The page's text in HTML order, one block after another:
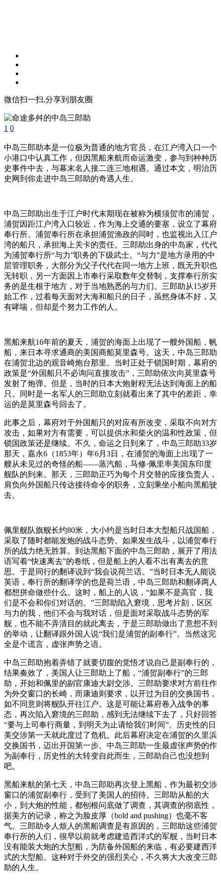
微信扫一扫,分享到朋友圈
1 0
中岛三郎助本是一位极为普通的地方官员，在江户湾入口一个
小港口中认真工作，但因黑船来航而命运激变，参与到种种历
史事件中去，与幕末名人接二连三地相遇。通过本文，明治历
史网到你走进中岛三郎助的奇遇人生。
中岛三郎助出生于江户时代末期现在被称为横须贺市的浦贺，
浦贺因距江户湾入口较近，作为海上交通的要塞，设立了幕府
奉行所。浦贺奉行所在承担浦贺渔政的同时，也监视出入江户
湾的船只，承担海上关卡的责任。三郎助出身的中岛家，代代
为浦贺奉行所“与力”职务的下级武士。“与力”是地方录用的中
层管理职务，大部分为父子代代在同一地方上班，既无升职也
无转职，另一方面因上市奉行采取数年交替制，支撑奉行所实
务的是生根于地方，对于当地熟悉的与力们。三郎助从15岁开
始工作，过着每天面对大海和船只的日子，虽然身体不好，又
有哮喘，但却是个努力工作的人。
黑船来航16年前的夏天，浦贺的海面上出现了一艘外国船，帆
船，来日本寻求通商的美国商船莫里森号。这天，中岛三郎助
在浦贺北边的观音崎炮台那里。当时正处于锁国时期，幕府的
政策是“外国船只不必询问直接攻击”，三郎助依次向莫里森号
发射了炮弹。但是，当时的日本大炮射程无法达到海面上的船
只。同时是一名军人的三郎助立刻就看出来了其中的差距，幸
运的是莫里森号回去了。
此事之后，幕府对于外国船只的对应有所改变，采取不向对方
攻击，如果对方有需要，可以提供水和柴火的温和性政策，但
锁国政策还是继续。不久，命运之日到来了，中岛三郎助33岁
那天，嘉永6（1853年）年6月3日，在浦贺的海面上出现了一
艘从未见过的奇怪的船——蒸汽船，马修·佩里率美国东印度
舰队的到来。那天，三郎助正巧为每个月交替的应接负责人，
肩负向外国船只传达接待命令的职务，立刻乘坐小船向黑船驶
去。
佩里舰队旗舰长约80米，大小约是当时日本大型船只战国船，
采取了随时都能发炮的战斗态势。如果发生战斗，以浦贺奉行
所的战力绝无胜算。到达黑船下面的中岛三郎助，展开了用法
语写着“快速离去”的卷纸，但是船上的人看不出有离去的意
思。于是同行的翻译说到“我会说荷兰话。”当时日本无人能说
英语，奉行所的翻译学的也是荷兰语，中岛三郎助和翻译两人
都想拼命做些什么。这时，船上的人说，“如果不是高官，我
们是不会和你们对话的。”三郎助陷入窘境，思考片刻，区区
与力的我，他们不会与我对话，但是面对采取战斗态势的军
舰，也不能不弄清目的就此离去，于是三郎助做出了意想不到
的举动，让翻译跟外国人说“我们是浦贺的副奉行”。当然这完
全是个谎言，虚张声势之语。
中岛三郎助抱着弄错了就要切腹的觉悟才说自己是副奉行的，
结果奏效了，美国人让三郎助上了船，“浦贺副奉行”的三郎
助，开始和佩里的副官康迪大尉交涉。三郎助要求对方前往作
为外交窗口的长崎，而康迪则要求，以开过为目的交换国书，
如不同意则将舰队开往江户。这是可能让幕府卷入战争的事
态，再次陷入窘境的三郎助，感到无法继续下去了，只好回答
“要与上司奉行商量，到明天为止请给我们时间”。历史性的日
美交涉第一天就此度过了危机。此后幕府决定在浦贺的久里浜
交换国书，迈出开国第一步。中岛三郎助一生最虚张声势的作
为副奉行，历史性的大转变自此而生，三郎助自己也没想到
吧。
黑船来航的第七天，中岛三郎助再次登上黑船，作为最初交涉
窗口的浦贺副奉行，受到了美国人的招待。三郎助从船的大
小，到大炮的性能，都刨根问底做了调查，其调查的彻底性，
据美方的记录，称之为脸皮厚（bold and pushing）也毫不客
气。三郎助令人烦人的黑船调查是有原因的，三郎助这些浦贺
奉行所的人们，很早以前就考虑建造西洋式的军舰，当时日本
没有能装大炮的大型船，为防备外国船的来临，有必要建西洋
式的大型船。这种对于外交的强烈关心，不久将大大改变三郎
助的人生。